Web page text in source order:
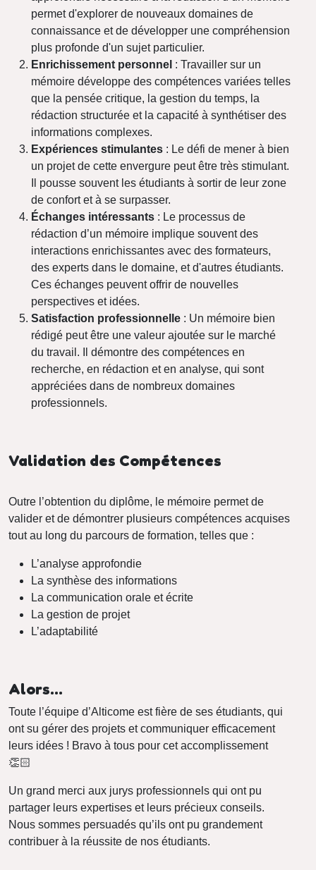
permet d'explorer de nouveaux domaines de
connaissance et de développer une compréhension
plus profonde d'un sujet particulier.
Enrichissement personnel : Travailler sur un
mémoire développe des compétences variées telles
que la pensée critique, la gestion du temps, la
rédaction structurée et la capacité à synthétiser des
informations complexes.
Expériences stimulantes : Le défi de mener à bien
un projet de cette envergure peut être très stimulant.
Il pousse souvent les étudiants à sortir de leur zone
de confort et à se surpasser.
Échanges intéressants : Le processus de
rédaction d’un mémoire implique souvent des
interactions enrichissantes avec des formateurs,
des experts dans le domaine, et d'autres étudiants.
Ces échanges peuvent offrir de nouvelles
perspectives et idées.
Satisfaction professionnelle : Un mémoire bien
rédigé peut être une valeur ajoutée sur le marché
du travail. Il démontre des compétences en
recherche, en rédaction et en analyse, qui sont
appréciées dans de nombreux domaines
professionnels.
Validation des Compétences
Outre l’obtention du diplôme, le mémoire permet de
valider et de démontrer plusieurs compétences acquises
tout au long du parcours de formation, telles que :
L’analyse approfondie
La synthèse des informations
La communication orale et écrite
La gestion de projet
L’adaptabilité
Alors…
Toute l’équipe d’Alticome est fière de ses étudiants, qui
ont su gérer des projets et communiquer efficacement
leurs idées ! Bravo à tous pour cet accomplissement
👏🏻
Un grand merci aux jurys professionnels qui ont pu
partager leurs expertises et leurs précieux conseils.
Nous sommes persuadés qu’ils ont pu grandement
contribuer à la réussite de nos étudiants.